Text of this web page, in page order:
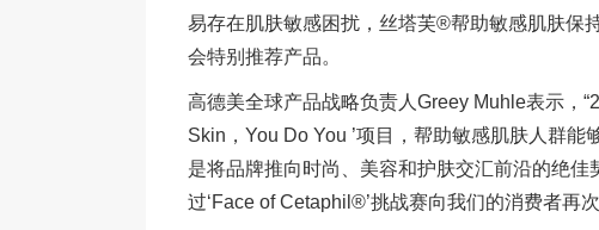
易存在肌肤敏感困扰，丝塔芙®帮助敏感肌肤保
会特别推荐产品。
高德美全球产品战略负责人Greey Muhle表示，
Skin，You Do You ’项目，帮助敏感肌肤人群
是将品牌推向时尚、美容和护肤交汇前沿的绝
过‘Face of Cetaphil®’挑战赛向我们的消费者再